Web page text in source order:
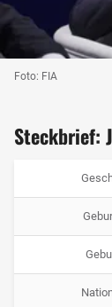
Foto: FIA
Steckbrief: